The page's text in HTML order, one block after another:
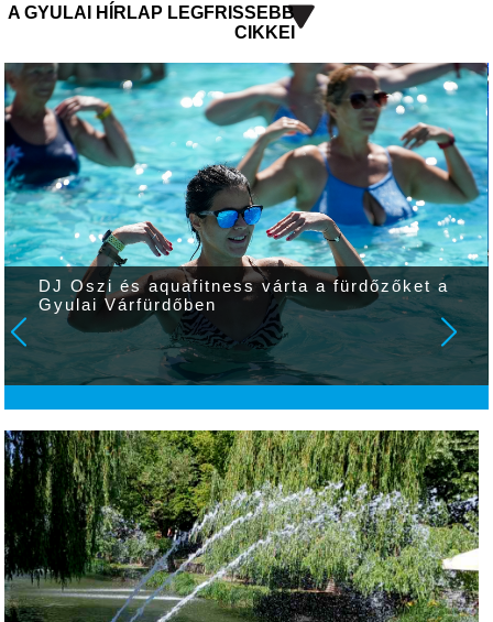
A GYULAI HÍRLAP LEGFRISSEBB
CIKKEI
DJ Oszi és aquafitness várta a fürdőzőket a
Gyulai Várfürdőben